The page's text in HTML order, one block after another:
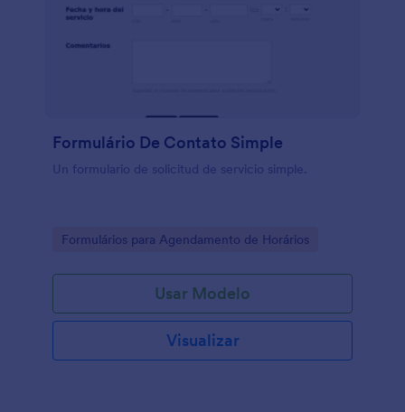
Formulário De Contato Simple
Un formulario de solicitud de servicio simple.
Go to Category:
Formulários para Agendamento de Horários
Usar Modelo
Visualizar